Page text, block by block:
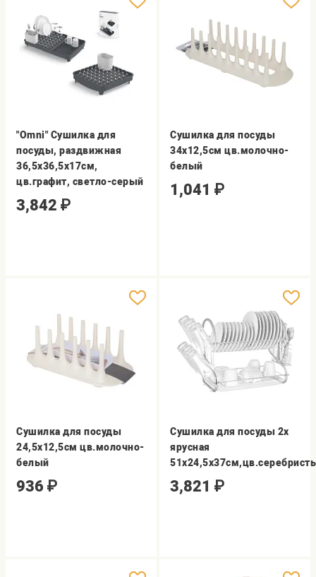
"Omni" Сушилка для
посуды, раздвижная
36,5х36,5х17см,
цв.графит, светло-серый
3,842 ₽
Сушилка для посуды
34х12,5см цв.молочно-
белый
1,041 ₽
Сушилка для посуды
24,5х12,5см цв.молочно-
белый
936 ₽
Сушилка для посуды 2х
ярусная
3,821 ₽